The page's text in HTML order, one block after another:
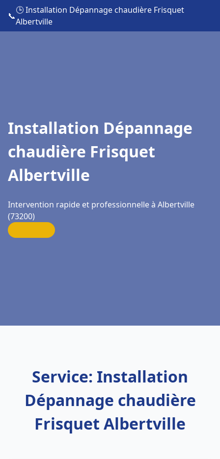
📞
🕒 Installation Dépannage chaudière Frisquet
Albertville
Installation Dépannage
chaudière Frisquet
Albertville
Intervention rapide et professionnelle à Albertville
(73200)
Service: Installation
Dépannage chaudière
Frisquet Albertville